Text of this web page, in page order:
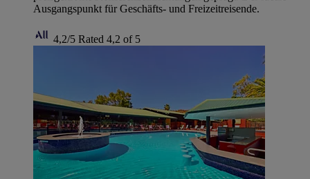
Ausgangspunkt für Geschäfts- und Freizeitreisende.
4,2/5 Rated 4,2 of 5